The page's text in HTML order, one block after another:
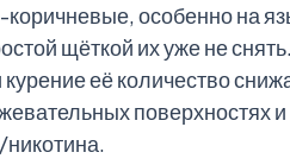
особенно на
щёткой их уже не снять.
её количество
поверхностях